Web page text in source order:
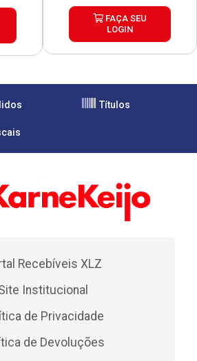
FAÇA SEU
LOGIN
Títulos
Recebíveis XLZ
Institucional
de Privacidade
de Devoluções